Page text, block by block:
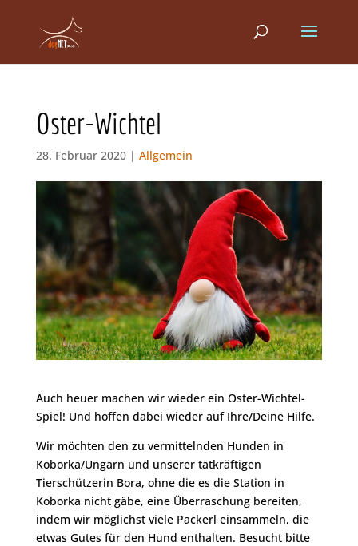
Oster-Wichtel
28. Februar 2020 | Allgemein
Auch heuer machen wir wieder ein Oster-Wichtel-
Spiel! Und hoffen dabei wieder auf Ihre/Deine Hilfe.
Wir möchten den zu vermittelnden Hunden in
Koborka/Ungarn und unserer tatkräftigen
Tierschützerin Bora, ohne die es die Station in
Koborka nicht gäbe, eine Überraschung bereiten,
indem wir möglichst viele Packerl einsammeln, die
etwas Gutes für den Hund enthalten. Besucht bitte